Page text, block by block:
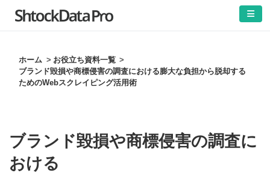
ホーム
お役立ち資料一覧
ブランド毀損や商標侵害の調査における膨大な負担から脱却する
ためのWebスクレイピング活用術
ブランド毀損や商標侵害の調査に
おける